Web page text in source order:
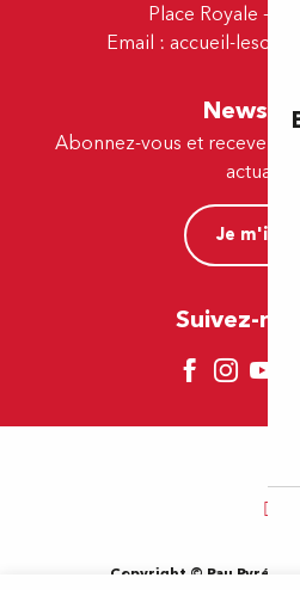
Place Royale -
Email : accueil-
Abonnez-vous et recevez
actualités.
Je
Suivez-
Copyright © Pau